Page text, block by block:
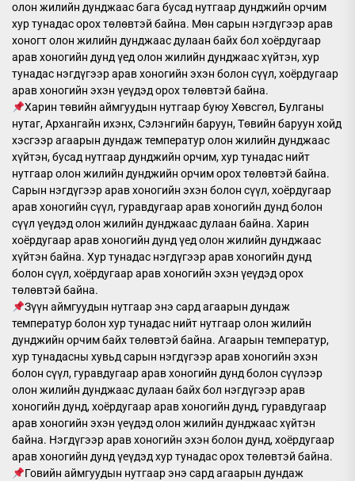
олон жилийн дунджаас бага бусад нутгаар дунджийн орчим
хур тунадас орох төлөвтэй байна. Мөн сарын нэгдүгээр арав
хоногт олон жилийн дунджаас дулаан байх бол хоёрдугаар
арав хоногийн дунд үед олон жилийн дунджаас хүйтэн, хур
тунадас нэгдүгээр арав хоногийн эхэн болон сүүл, хоёрдугаар
арав хоногийн эхэн үеүдэд орох төлөвтэй байна.
Харин төвийн аймгуудын нутгаар буюу Хөвсгөл, Булганы
нутаг, Архангайн ихэнх, Сэлэнгийн баруун, Төвийн баруун хойд
хэсгээр агаарын дундаж температур олон жилийн дунджаас
хүйтэн, бусад нутгаар дунджийн орчим, хур тунадас нийт
нутгаар олон жилийн дунджийн орчим орох төлөвтэй байна.
Сарын нэгдүгээр арав хоногийн эхэн болон сүүл, хоёрдугаар
арав хоногийн сүүл, гуравдугаар арав хоногийн дунд болон
сүүл үеүдэд олон жилийн дунджаас дулаан байна. Харин
хоёрдугаар арав хоногийн дунд үед олон жилийн дунджаас
хүйтэн байна. Хур тунадас нэгдүгээр арав хоногийн дунд
болон сүүл, хоёрдугаар арав хоногийн эхэн үеүдэд орох
төлөвтэй байна.
Зүүн аймгуудын нутгаар энэ сард агаарын дундаж
температур болон хур тунадас нийт нутгаар олон жилийн
дунджийн орчим байх төлөвтэй байна. Агаарын температур,
хур тунадасны хувьд сарын нэгдүгээр арав хоногийн эхэн
болон сүүл, гуравдугаар арав хоногийн дунд болон сүүлээр
олон жилийн дунджаас дулаан байх бол нэгдүгээр арав
хоногийн дунд, хоёрдугаар арав хоногийн дунд, гуравдугаар
арав хоногийн эхэн үеүдэд олон жилийн дунджаас хүйтэн
байна. Нэгдүгээр арав хоногийн эхэн болон дунд, хоёрдугаар
арав хоногийн дунд үеүдэд хур тунадас орох төлөвтэй байна.
Говийн аймгуудын нутгаар энэ сард агаарын дундаж